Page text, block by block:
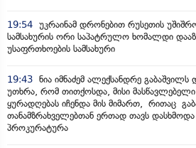
19:54 უკრაინამ დრონებით რუსეთის
სამსახურის ორი საპატრულო ხომალდი
უსაფრთხოების სამსახური
19:43 ნია იმნაძემ ალექსანდრე
უთხრა, რომ თითქოსდა, მისი მასწავლებელი
ყურადღებას იჩენდა მის მიმართ, რითაც
თანამზრახველებთან ერთად თავს დასხმოდა
პროკურატურა